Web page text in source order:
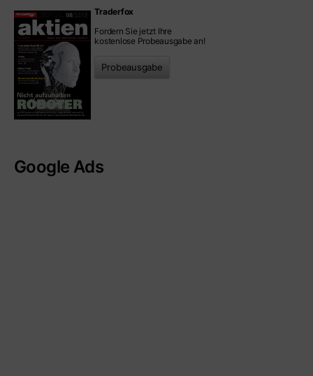
Traderfox
Fordern Sie jetzt Ihre
kostenlose Probeausgabe an!
Probeausgabe
Google Ads